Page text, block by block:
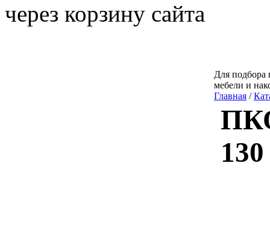
через корзину сайта
Для подбора
мебели и
Главная /